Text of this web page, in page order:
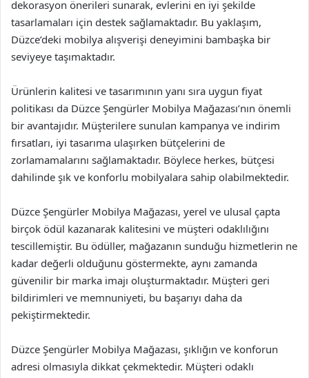
dekorasyon önerileri sunarak, evlerini en iyi şekilde
tasarlamaları için destek sağlamaktadır. Bu yaklaşım,
Düzce’deki mobilya alışverişi deneyimini bambaşka bir
seviyeye taşımaktadır.
Ürünlerin kalitesi ve tasarımının yanı sıra uygun fiyat
politikası da Düzce Şengürler Mobilya Mağazası’nın önemli
bir avantajıdır. Müşterilere sunulan kampanya ve indirim
fırsatları, iyi tasarıma ulaşırken bütçelerini de
zorlamamalarını sağlamaktadır. Böylece herkes, bütçesi
dahilinde şık ve konforlu mobilyalara sahip olabilmektedir.
Düzce Şengürler Mobilya Mağazası, yerel ve ulusal çapta
birçok ödül kazanarak kalitesini ve müşteri odaklılığını
tescillemiştir. Bu ödüller, mağazanın sunduğu hizmetlerin ne
kadar değerli olduğunu göstermekte, aynı zamanda
güvenilir bir marka imajı oluşturmaktadır. Müşteri geri
bildirimleri ve memnuniyeti, bu başarıyı daha da
pekiştirmektedir.
Düzce Şengürler Mobilya Mağazası, şıklığın ve konforun
adresi olmasıyla dikkat çekmektedir. Müşteri odaklı